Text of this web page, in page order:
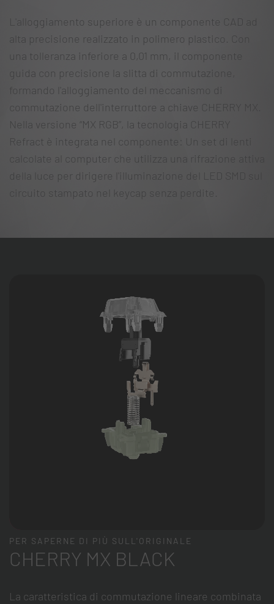
L'alloggiamento superiore è un componente CAD ad
alta precisione realizzato in polimero plastico. Con
una tolleranza inferiore a 0,01 mm, il componente
guida con precisione la slitta di commutazione,
formando l'alloggiamento del meccanismo di
commutazione dell'interruttore a chiave CHERRY MX.
Nella versione “MX RGB”, la tecnologia CHERRY
Refract è integrata nel componente: Un set di lenti
calcolate al computer che utilizza una rifrazione attiva
della luce per dirigere l'illuminazione del LED SMD sul
circuito stampato nel keycap senza perdite.
PER SAPERNE DI PIÙ SULL'ORIGINALE
CHERRY MX BLACK
La caratteristica di commutazione lineare combinata